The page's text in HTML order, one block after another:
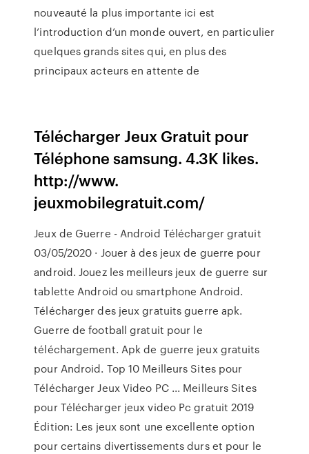
nouveauté la plus importante ici est
l’introduction d’un monde ouvert, en particulier
quelques grands sites qui, en plus des
principaux acteurs en attente de
Télécharger Jeux Gratuit pour
Téléphone samsung. 4.3K likes.
http://www.
jeuxmobilegratuit.com/
Jeux de Guerre - Android Télécharger gratuit
03/05/2020 · Jouer à des jeux de guerre pour
android. Jouez les meilleurs jeux de guerre sur
tablette Android ou smartphone Android.
Télécharger des jeux gratuits guerre apk.
Guerre de football gratuit pour le
téléchargement. Apk de guerre jeux gratuits
pour Android. Top 10 Meilleurs Sites pour
Télécharger Jeux Video PC ... Meilleurs Sites
pour Télécharger jeux video Pc gratuit 2019
Édition: Les jeux sont une excellente option
pour certains divertissements durs et pour le